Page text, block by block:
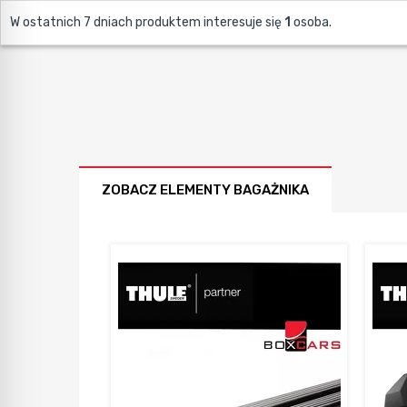
ZOBACZ ELEMENTY BAGAŻNIKA
W ostatnich 7 dniach produktem interesuje się 1 osoba.